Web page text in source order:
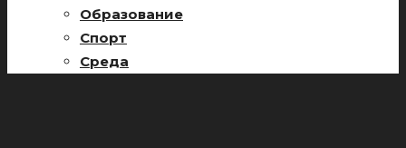
Образование
Спорт
Среда